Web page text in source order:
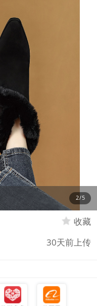
2/5
收藏
30天前上传